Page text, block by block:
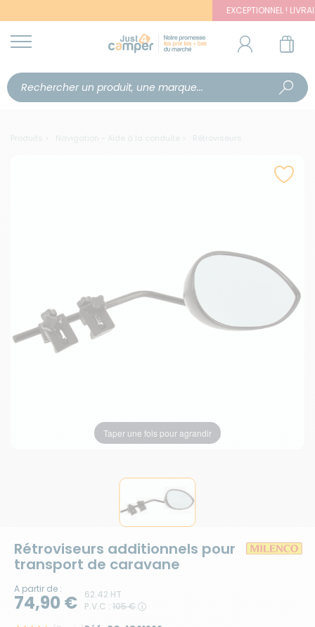
EXCEPTIONNEL ! LIVRAISON
Produits Navigation - Aide à la conduite Rétroviseurs
Taper une fois pour agrandir
Rétroviseurs additionnels pour
transport de caravane
A partir de :
74,90 €
62.42 HT
P.V.C : 105 €